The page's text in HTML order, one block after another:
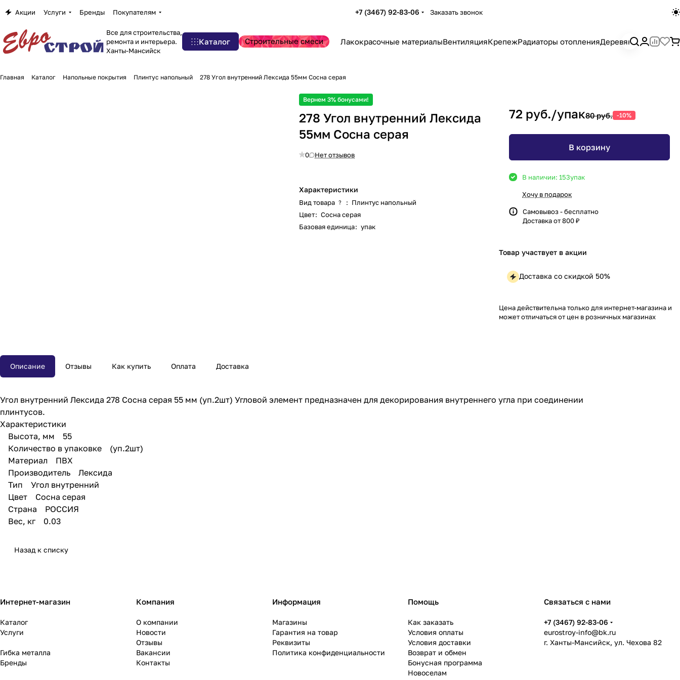
Акции Услуги Бренды Покупателям +7 (3467) 92-83-06 Заказать звонок
Все для строительства,
ремонта и интерьера.
Ханты-Мансийск
Каталог Строительные смеси Лакокрасочные материалыВентиляцияКрепежРадиаторы отопленияДеревянный
Главная Каталог Напольные покрытия Плинтус напольный 278 Угол внутренний Лексида 55мм Сосна серая
Вернем 3% бонусами!
278 Угол внутренний Лексида
55мм Сосна серая
0 Нет отзывов
Характеристики
Вид товара ? : Плинтус напольный
Цвет: Сосна серая
Базовая единица: упак
72 руб./упак80 руб. -10%
В корзину
В наличии: 153упак
Хочу в подарок
Самовывоз - бесплатно
Доставка от 800 ₽
Товар участвует в акции
Доставка со скидкой 50%
Цена действительна только для интернет-магазина и
может отличаться от цен в розничных магазинах
Описание Отзывы Как купить Оплата Доставка
Угол внутренний Лексида 278 Сосна серая 55 мм (уп.2шт) Угловой элемент предназначен для декорирования внутреннего угла при соединении
плинтусов.
Характеристики
Высота, мм 55
Количество в упаковке (уп.2шт)
Материал ПВХ
Производитель Лексида
Тип Угол внутренний
Цвет Сосна серая
Страна РОССИЯ
Вес, кг 0.03
Назад к списку
Интернет-магазин
Каталог
Услуги
Гибка металла
Бренды
Компания
О компании
Новости
Отзывы
Вакансии
Контакты
Информация
Магазины
Гарантия на товар
Реквизиты
Политика конфиденциальности
Помощь
Как заказать
Условия оплаты
Условия доставки
Возврат и обмен
Бонусная программа
Новоселам
Связаться с нами
+7 (3467) 92-83-06
eurostroy-info@bk.ru
г. Ханты-Мансийск, ул. Чехова 82